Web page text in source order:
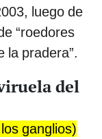
luego de
“roedores
la pradera”.
del
ganglios)